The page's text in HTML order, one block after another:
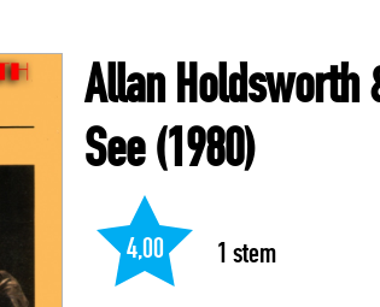
Allan Holdsworth
See(1980)
4,00 1 stem